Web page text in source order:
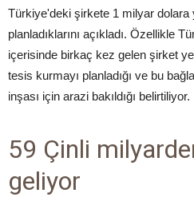
Türkiye'deki şirkete 1 milyar dolara
planladıklarını açıkladı. Özellikle
içerisinde birkaç kez gelen şirket
tesis kurmayı planladığı ve bu
inşası için arazi bakıldığı belirtiliyor.
59 Çinli
geliyor